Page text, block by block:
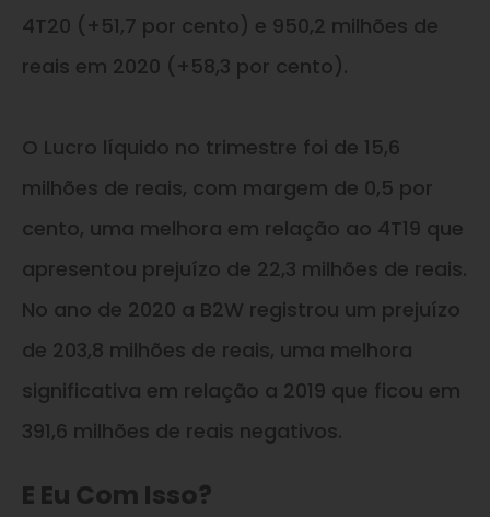
4T20 (+51,7 por cento) e 950,2 milhões de
reais em 2020 (+58,3 por cento).
O Lucro líquido no trimestre foi de 15,6
milhões de reais, com margem de 0,5 por
cento, uma melhora em relação ao 4T19 que
apresentou prejuízo de 22,3 milhões de reais.
No ano de 2020 a B2W registrou um prejuízo
de 203,8 milhões de reais, uma melhora
significativa em relação a 2019 que ficou em
391,6 milhões de reais negativos.
E Eu Com Isso?